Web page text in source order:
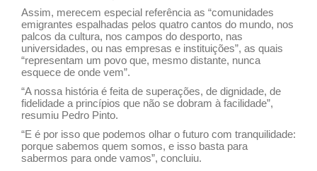
Assim, merecem especial referência as “comunidades
emigrantes espalhadas pelos quatro cantos do mundo, nos
palcos da cultura, nos campos do desporto, nas
universidades, ou nas empresas e instituições”, as quais
“representam um povo que, mesmo distante, nunca
esquece de onde vem”.
“A nossa história é feita de superações, de dignidade, de
fidelidade a princípios que não se dobram à facilidade”,
resumiu Pedro Pinto.
“E é por isso que podemos olhar o futuro com tranquilidade:
porque sabemos quem somos, e isso basta para
sabermos para onde vamos”, concluiu.